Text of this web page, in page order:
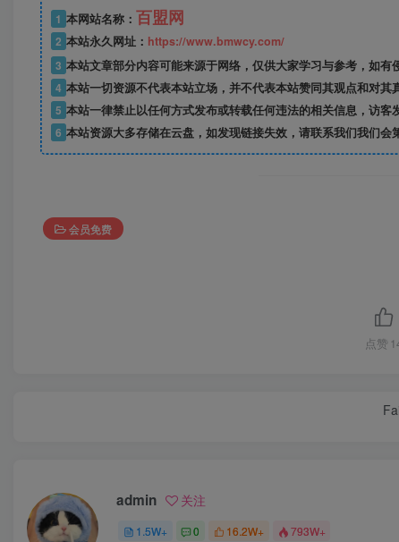
1 本网站名称： 百盟网
2 本站永久网址： https://www.bmwcy.com/
3 本站文章部分内容可能来源于网络，仅供大家学习与参考，如有
4 本站一切资源不代表本站立场，并不代表本站赞同其观点和对其
5 本站一律禁止以任何方式发布或转载任何违法的相关信息，访客
6 本站资源大多存储在云盘，如发现链接失效，请联系我们我们会
会员免费
点赞
admin 关注
1.5W+ 0 16.2W+ 793W+